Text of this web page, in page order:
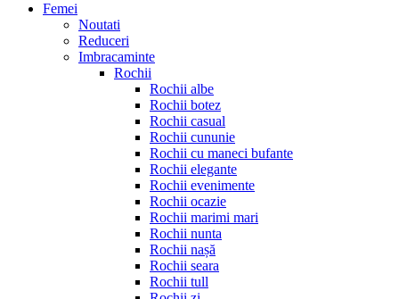
Femei
Noutati
Reduceri
Imbracaminte
Rochii
Rochii albe
Rochii botez
Rochii casual
Rochii cununie
Rochii cu maneci bufante
Rochii elegante
Rochii evenimente
Rochii ocazie
Rochii marimi mari
Rochii nunta
Rochii nașă
Rochii seara
Rochii tull